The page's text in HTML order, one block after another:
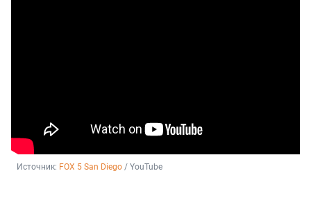
Источник: FOX 5 San Diego / YouTube